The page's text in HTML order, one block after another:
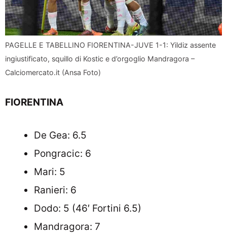
PAGELLE E TABELLINO FIORENTINA-JUVE 1-1: Yildiz assente
ingiustificato, squillo di Kostic e d’orgoglio Mandragora –
Calciomercato.it (Ansa Foto)
FIORENTINA
De Gea: 6.5
Pongracic: 6
Mari: 5
Ranieri: 6
Dodo: 5 (46′ Fortini 6.5)
Mandragora: 7